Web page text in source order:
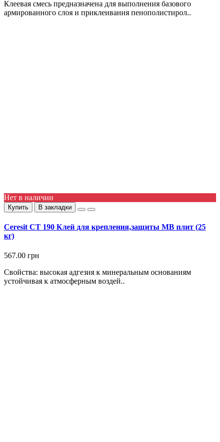
Клеевая смесь предназначена для выполнения базового
армированного слоя и приклеивания пенополистирол..
Нет в наличии
Купить В закладки
Ceresit СТ 190 Клей для крепления,защиты МВ плит (25
кг)
567.00 грн
Свойства: высокая адгезия к минеральным основаниям
устойчивая к атмосферным воздей..